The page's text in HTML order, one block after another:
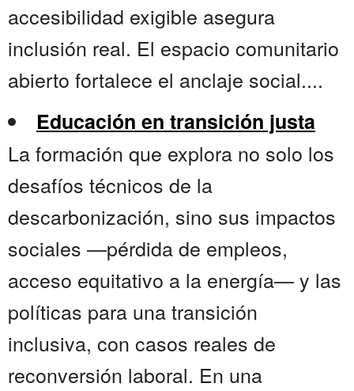
accesibilidad exigible asegura
inclusión real. El espacio comunitario
abierto fortalece el anclaje social....
Educación en transición justa
La formación que explora no solo los
desafíos técnicos de la
descarbonización, sino sus impactos
sociales —pérdida de empleos,
acceso equitativo a la energía— y las
políticas para una transición
inclusiva, con casos reales de
reconversión laboral. En una